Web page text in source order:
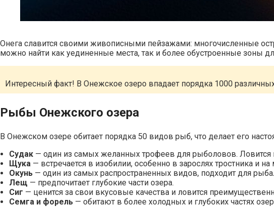
Онега славится своими живописными пейзажами: многочисленные
можно найти как уединенные места, так и более обустроенные зоны
Интересный факт! В Онежское озеро впадает порядка 1000
Рыбы Онежского озера
В Онежском озере обитает порядка 50 видов рыб, что делает его
Судак — один из самых желанных трофеев для рыболовов. Ловится
Щука — встречается в изобилии, особенно в зарослях тростника и
Окунь — один из самых распространенных видов, подходит для
Лещ — предпочитает глубокие части озера.
Сиг — ценится за свои вкусовые качества и ловится
Семга и форель — обитают в более холодных и глубоких частях